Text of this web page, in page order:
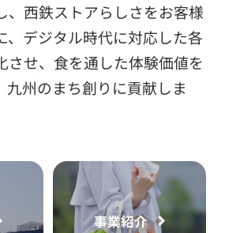
、西鉄ストアらしさをお客様
、デジタル時代に対応した各
させ、食を通した体験価値を
九州のまち創りに貢献しま
事業紹介